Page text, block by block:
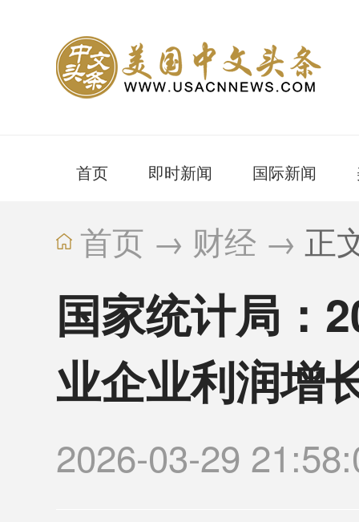
首页 即时新闻 国际新闻
首页 → 财经 → 正
国家统计局：
业企业利润增
2026-03-29